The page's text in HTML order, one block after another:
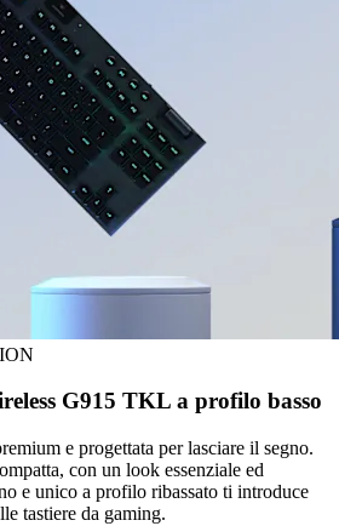
G915 TKL a profilo basso
e progettata per lasciare il segno.
con un look essenziale ed
e unico a profilo ribassato ti introduce
tastiere da gaming.